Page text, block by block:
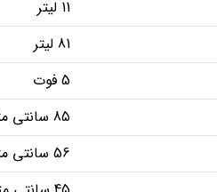
11 لیتر
81 لیتر
5 فوت
85 سانتی متر
56 سانتی متر